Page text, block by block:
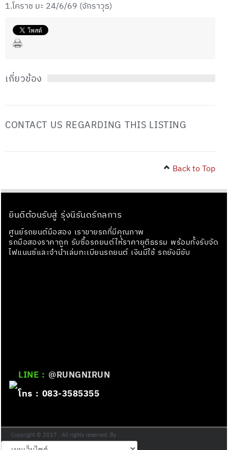
1.โคราช มะ 24/6/69 (จักราวุธ)
เกี่ยวข้อง
CONTACT US REGARDING THIS LISTING
Back to Top
ยินดีต้อนรับสู่ รุ่งนิรันดร์กลการ
ศูนย์รถยนต์มือสอง เราขายรถที่มีคุณภาพ
รถมือสองราคาถูก รับซื้อรถยนต์ให้ราคายุติธรรม พร้อมทั้งรับจัด
ไฟแนนซ์และจำนำเล่มทะเบียนรถยนต์ เงินมีใช้ รถยังมีขับ
LINE : @RUNGNIRUN
โทร : 083-3585355
Copyright © 2017 . All rights reserved. By